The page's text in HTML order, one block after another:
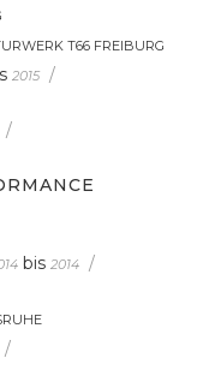
T66 FREIBURG
2015 /
/
bis 2014 /
/